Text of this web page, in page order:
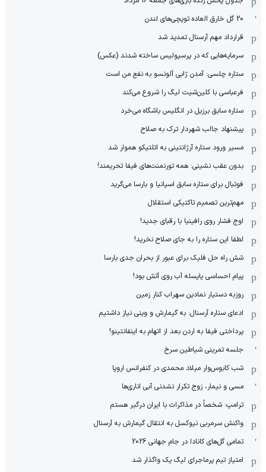
20 گل خارق العاده توپچی‌های لندن
قرارداد مهم آرسنال تمدید شد
سرمایه‌هایی که در پرسپولیس ساخته شدند (عکس)
ستاره چلسی: آمدن ژابی آلونسو به نفع من است
فرعباسی با کلین‌شیت لیگ را شروع می‌کند
ستاره سابق برزیل در انگلیس باشگاه می‌خرد
پیشنهاد جالب شهردار ترک به صلاح
مسیر ورود ستاره آرژانتینی به اتلتیکو هموار شد
بدون عقب نشینی: همه تورنمنت‌های فیفا تحریمند!
فوتبال برای ستاره سابق اسپانیا و بارسا می‌گرید
مهم‌ترین تصمیم تاکتیکی استقلال
اوج فشار روی رافینیا با رقبای جدید!
لطفا این ستاره را به جای صلاح نخرید!
شش راه حل فلیک برای عبور از بحران جدی بارسا
پیام احساسی یایسله آب روی آتش بود!
روزبه دستیار نمادین سهراب کنار زمین
ادعای ستاره آرسنال: به گیمارش و وینی نیاز داشتیم
پرداختی فیفا به اردن بعد از اتهام به اینفانتینو!
جلسه تمرینی شیاطین سرخ
شب کابوس‌وار میلاد محمدی در کنفرانس اروپا
مسی و نیمار، زوج تکرار نشدنی آبی اناری‌ها
ترامپ: شخصاً در مذاکرات با ایران درگیر هستم
واکنش سرمربی نیوکسل به انتقال گیمارش به آرسنال
تمامی گل‌های کانادا در جام جهانی 2026
امتیاز تیم پرماجرای لیگ یک واگذار شد